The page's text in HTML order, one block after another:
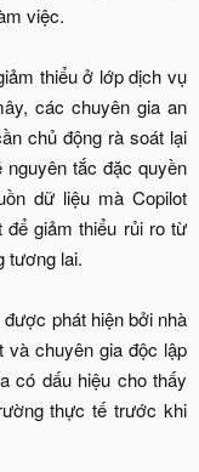
việc.
thiểu ở lớp dịch vụ
các chuyên gia an
chủ động rà soát lại
tắc đặc quyền
dữ liệu mà Copilot
để giảm thiểu rủi ro từ
tương lai.
phát hiện bởi nhà
và chuyên gia độc lập
có dấu hiệu cho thấy
thực tế trước khi